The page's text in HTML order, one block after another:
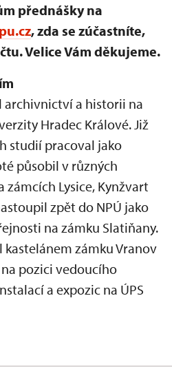
přednášky na
, zda se zúčastníte,
Velice Vám děkujeme.
archivnictví a historii na
Hradec Králové. Již
studií pracoval jako
působil v různých
Lysice, Kynžvart
zpět do NPÚ jako
na zámku Slatiňany.
kastelánem zámku Vranov
pozici vedoucího
a expozic na ÚPS